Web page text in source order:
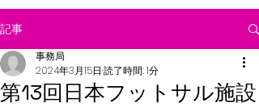
記事
第13回日本フットサル施設
事務局
2024年3月15日 読了時間: 1分